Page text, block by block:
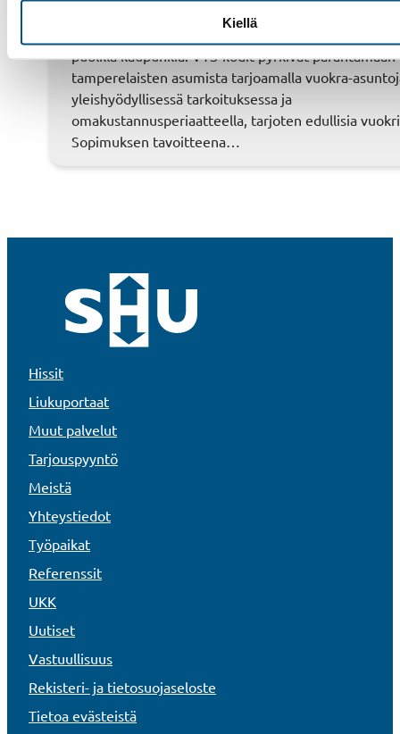
Kiellä
puolilla kaupunkia. VTS-kodit pyrkivät parantamaan
tamperelaisten asumista tarjoamalla vuokra-
yleishyödyllisessä tarkoituksessa ja
omakustannusperiaatteella, tarjoten edullisia
Sopimuksen tavoitteena…
Hissit
Liukuportaat
Muut palvelut
Tarjouspyyntö
Meistä
Yhteystiedot
Työpaikat
Referenssit
UKK
Uutiset
Vastuullisuus
Rekisteri- ja tietosuojaseloste
Tietoa evästeistä